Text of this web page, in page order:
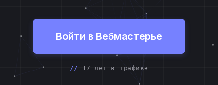
Войти в Вебмастерье
17 лет в трафике